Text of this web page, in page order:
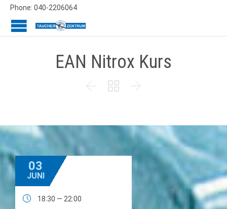
Phone: 040-2206064
EAN Nitrox Kurs
  
03
JUNI
 18:30 — 22:00